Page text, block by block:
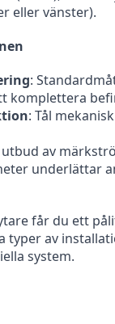
eller vänster).
:
komplettera
: Tål
av
underlättar
får du ett
typer av
system.